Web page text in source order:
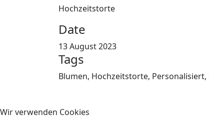
Hochzeitstorte
Date
13 August 2023
Tags
Blumen, Hochzeitstorte, Personalisiert,
Wir verwenden Cookies